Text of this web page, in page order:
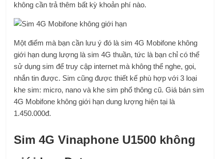
không cần trả thêm bất kỳ khoản phí nào.
Một điểm mà bạn cần lưu ý đó là sim 4G Mobifone không
giới hạn dung lượng là sim 4G thuần, tức là bạn chỉ có thể
sử dụng sim để truy cập internet mà không thể nghe, gọi,
nhắn tin được. Sim cũng được thiết kế phù hợp với 3 loại
khe sim: micro, nano và khe sim phổ thông cũ. Giá bán sim
4G Mobifone không giới hạn dung lượng hiện tại là
1.450.000đ.
Sim 4G Vinaphone U1500 không